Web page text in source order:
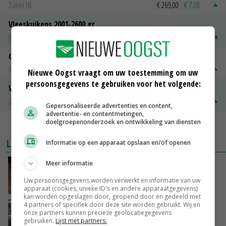
Zuivel NL € 269,00 € 7,00
Vleeskuikens 2001-2600 gr
Barneveld
Gerst
Groningen
€ 197,00 € 2,00
Volle melkpoeder
Zuivel NL
€ 345,00
MEER MARKTPRIJZEN
LAATSTE NIEUWS
Boterberg zit echt herstel zuivelmarkt in de
VANDAAG, 08:59
‘Door hittegolf is aantal terugkomers bij
zeugen verdubbeld’
Nieuwe Oogst vraagt om uw toestemming om uw
persoonsgegevens te gebruiken voor het volgende:
Gepersonaliseerde advertenties en content,
advertentie- en contentmetingen,
doelgroepenonderzoek en ontwikkeling van diensten
Informatie op een apparaat opslaan en/of openen
Meer informatie
Uw persoonsgegevens worden verwerkt en informatie van uw
apparaat (cookies, unieke ID's en andere apparaatgegevens)
kan worden opgeslagen door, geopend door en gedeeld met
4 partners of specifiek door deze site worden gebruikt. Wij en
onze partners kunnen precieze geolocatiegegevens
gebruiken. Lijst met partners.